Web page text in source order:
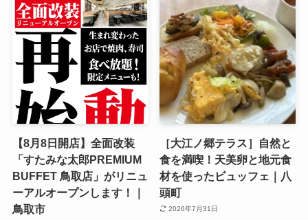
【8月8日開店】全面改装
「すたみな太郎PREMIUM
BUFFET 鳥取店」がリニュ
ーアルオープンします！｜
鳥取市
［大江ノ郷テラス］自然と
食を満喫！天美卵と地元食
材を使ったビュッフェ｜八
頭町
2026年7月31日